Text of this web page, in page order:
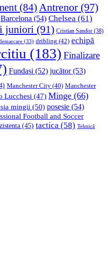
(84) Antrenor(97)
Barcelona (54) Chelsea (61)
juniori (91) Cristian Sandor (38)
(33) dribling (42) echipă
(183) Finalizare
Fundași (52) jucător(53)
Manchester City (40) Manchester
Lucchesi (47) Minge (66)
mingii (50) posesie (54)
Football and Soccer
(45) tactica (58) Tehnică